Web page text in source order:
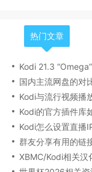
热门文章
Kodi 21.3
国内主流网盘的对
Kodi与流行视频播
Kodi的官方插件库
Kodi怎么设置直播
群友分享有用的链
XBMC/Kodi相关汉